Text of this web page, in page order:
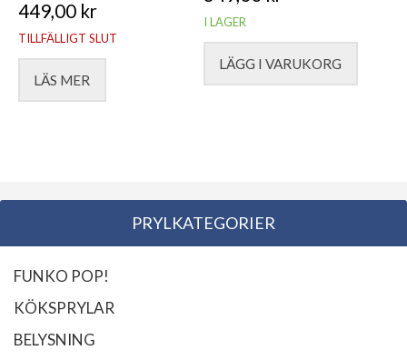
449,00 kr
TILLFÄLLIGT SLUT
LÄS MER
I LAGER
LÄGG I VARUKORG
PRYLKATEGORIER
FUNKO POP!
KÖKSPRYLAR
BELYSNING